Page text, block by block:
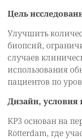
Цель
Улучшить
биопсий,
случаев
использования
пациентов по
Дизайн, условия
КР3 основан на
Rotterdam, где